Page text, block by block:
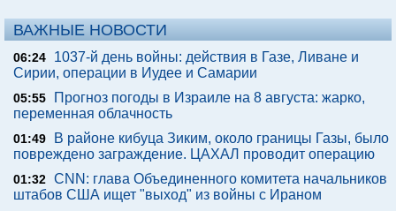
ВАЖНЫЕ НОВОСТИ
06:24
1037-й день войны: действия в Газе, Ливане и
Сирии, операции в Иудее и Самарии
05:55
Прогноз погоды в Израиле на 8 августа: жарко,
переменная облачность
01:49
В районе кибуца Зиким, около границы Газы, было
повреждено заграждение. ЦАХАЛ проводит операцию
01:32 CNN: глава Объединенного комитета начальников
штабов США ищет "выход" из войны с Ираном